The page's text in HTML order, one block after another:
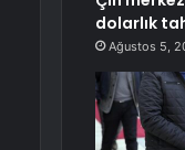
dolarlık
Ağustos 5,